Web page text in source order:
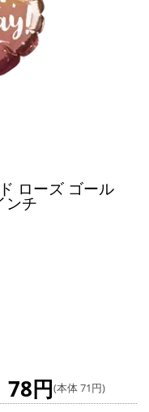
ローズ ゴール
ンチ
78円(本体 71円)